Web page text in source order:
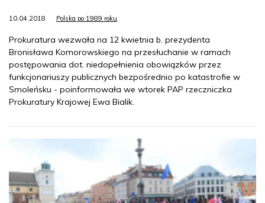
10.04.2018 Polska po 1989 roku
Prokuratura wezwała na 12 kwietnia b. prezydenta
Bronisława Komorowskiego na przesłuchanie w ramach
postępowania dot. niedopełnienia obowiązków przez
funkcjonariuszy publicznych bezpośrednio po katastrofie w
Smoleńsku - poinformowała we wtorek PAP rzeczniczka
Prokuratury Krajowej Ewa Bialik.